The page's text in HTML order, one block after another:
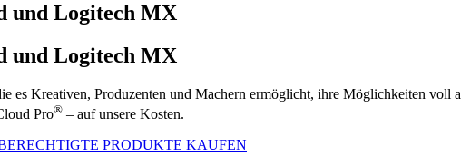
und Logitech MX
und Logitech MX
es Kreativen, Produzenten und Machern ermöglicht, ihre Möglichkeiten
Pro® – auf unsere Kosten.
PRODUKTE KAUFEN